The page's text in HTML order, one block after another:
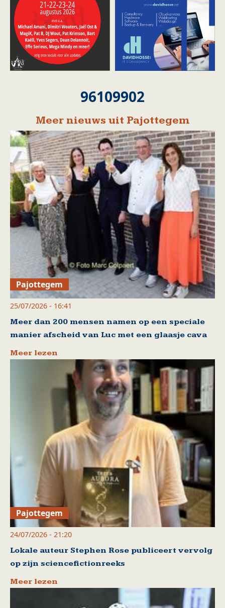
96109902
Meer nieuws uit Pajottegem
Pajottegem
25/07/2026 - 16:41
Meer dan 200 mensen namen op een speciale
manier afscheid van Luc met een glaasje cava
Meer lezen
Pajottegem
24/07/2026 - 21:20
Lokale auteur Stephen Rose publiceert vervolg
op zijn sciencefictionreeks
Meer lezen